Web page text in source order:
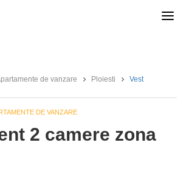
de vanzare Ploiesti Vest
DE VANZARE
2 camere zona